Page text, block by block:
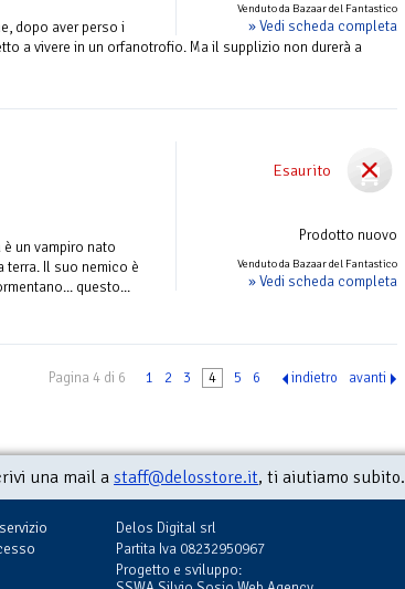
Venduto da Bazaar del Fantastico
» Vedi scheda completa
dopo aver perso i
a vivere in un orfanotrofio. Ma il supplizio non durerà a
Esaurito
Prodotto nuovo
Venduto da Bazaar del Fantastico
» Vedi scheda completa
un vampiro nato
terra. Il suo nemico è
questo...
Pagina 4 di 6 1 2 3 4 5 6 indietro avanti
una mail a staff@delosstore.it, ti aiutiamo subito.
Delos Digital srl
Partita Iva 08232950967
Progetto e sviluppo: